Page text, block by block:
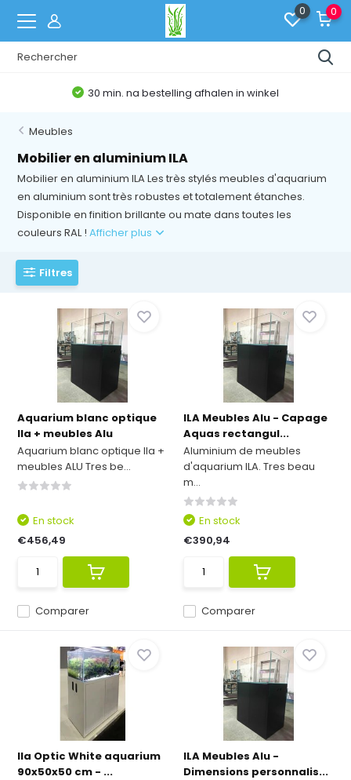
0 0
30 min. na bestelling afhalen in winkel
Meubles
Mobilier en aluminium ILA
Mobilier en aluminium ILA Les très stylés meubles d'aquarium
en aluminium sont très robustes et totalement étanches.
Disponible en finition brillante ou mate dans toutes les
couleurs RAL !Afficher plus
Filtres
Aquarium blanc optique
Ila + meubles Alu
Aquarium blanc optique Ila +
meubles ALU Tres be...
Comparer
En stock
€456,49
ILA Meubles Alu - Capage
Aquas rectangul...
Aluminium de meubles
d'aquarium ILA. Tres beau
m...
Comparer
En stock
€390,94
Ila Optic White aquarium
90x50x50 cm - ...
ILA Meubles Alu -
Dimensions personnalis...